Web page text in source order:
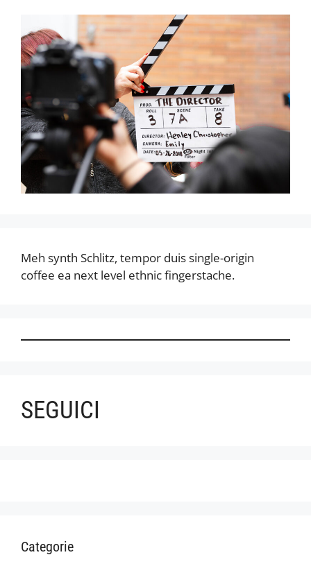
Meh synth Schlitz, tempor duis single-origin
coffee ea next level ethnic fingerstache.
SEGUICI
Categorie